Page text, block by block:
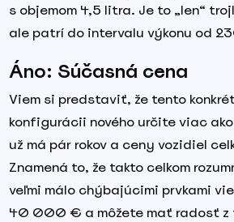
s objemom 4,5 litra. Je to „len“
ale patrí do intervalu výkonu od
Áno: Súčasná cena
Viem si predstaviť, že tento
konfigurácii nového určite viac
už má pár rokov a ceny vozidiel
Znamená to, že takto celkom
veľmi málo chýbajúcimi prvkami
40 000 € a môžete mať radosť z